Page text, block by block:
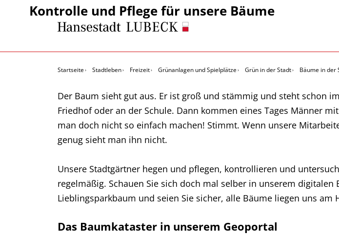
Kontrolle und Pflege für unsere Bäume
Startseite Stadtleben Freizeit Grünanlagen und Spielplätze Grün in der Stadt Bäume in der
Der Baum sieht gut aus. Er ist groß und stämmig und steht schon
Friedhof oder an der Schule. Dann kommen eines Tages Männer
man doch nicht so einfach machen! Stimmt. Wenn unsere
genug sieht man ihn nicht.
Unsere Stadtgärtner hegen und pflegen, kontrollieren und
regelmäßig. Schauen Sie sich doch mal selber in unserem
Lieblingsparkbaum und seien Sie sicher, alle Bäume liegen uns am
Das Baumkataster in unserem Geoportal